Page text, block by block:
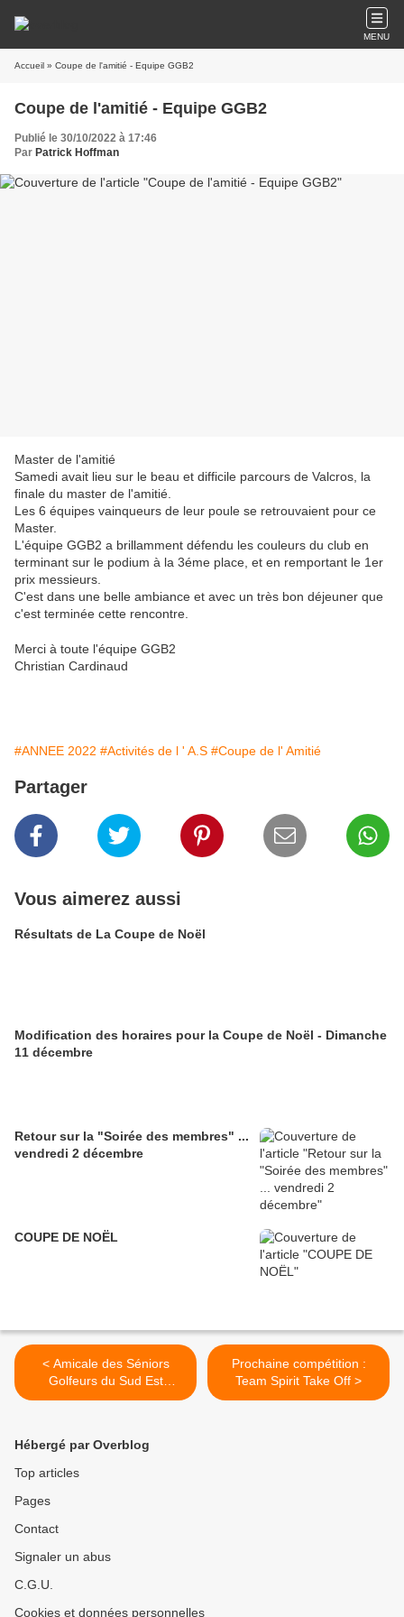
MENU
Accueil » Coupe de l'amitié - Equipe GGB2
Coupe de l'amitié - Equipe GGB2
Publié le 30/10/2022 à 17:46
Par Patrick Hoffman
Master de l'amitié
Samedi avait lieu sur le beau et difficile parcours de Valcros, la
finale du master de l'amitié.
Les 6 équipes vainqueurs de leur poule se retrouvaient pour ce
Master.
L'équipe GGB2 a brillamment défendu les couleurs du club en
terminant sur le podium à la 3éme place, et en remportant le 1er
prix messieurs.
C'est dans une belle ambiance et avec un très bon déjeuner que
c'est terminée cette rencontre.
Merci à toute l'équipe GGB2
Christian Cardinaud
#ANNEE 2022 #Activités de l ' A.S #Coupe de l' Amitié
Partager
Vous aimerez aussi
Résultats de La Coupe de Noël
Modification des horaires pour la Coupe de Noël - Dimanche
11 décembre
Retour sur la "Soirée des membres" ...
vendredi 2 décembre
COUPE DE NOËL
< Amicale des Séniors
Golfeurs du Sud Est
(ASGSE) : TROPHEE
Prochaine compétition :
Team Spirit Take Off >
Hébergé par Overblog
Top articles
Pages
Contact
Signaler un abus
C.G.U.
Cookies et données personnelles